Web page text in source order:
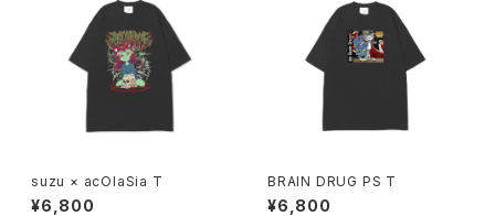
suzu × acOlaSia T
¥6,800
BRAIN DRUG PS T
¥6,800